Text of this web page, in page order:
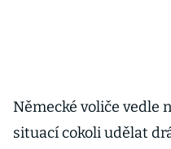
Německé voliče vedle
situací cokoli udělat